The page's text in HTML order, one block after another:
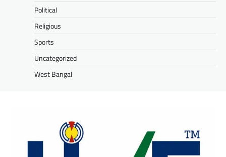
Political
Religious
Sports
Uncategorized
West Bangal